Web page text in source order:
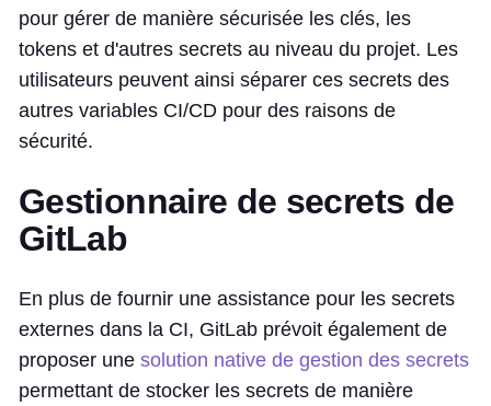
pour gérer de manière sécurisée les clés, les
tokens et d'autres secrets au niveau du projet. Les
utilisateurs peuvent ainsi séparer ces secrets des
autres variables CI/CD pour des raisons de
sécurité.
Gestionnaire de secrets de
GitLab
En plus de fournir une assistance pour les secrets
externes dans la CI, GitLab prévoit également de
proposer une solution native de gestion des secrets
permettant de stocker les secrets de manière